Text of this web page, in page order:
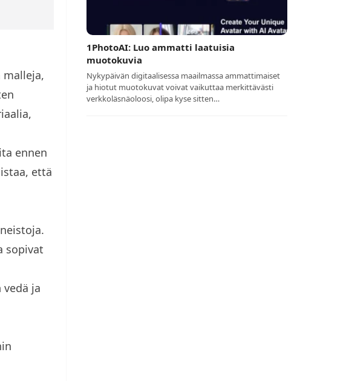
ennen
että
sopivat
ja
1PhotoAI: Luo ammatti laatuisia
muotokuvia
Nykypäivän digitaalisessa maailmassa ammattimaiset
ja hiotut muotokuvat voivat vaikuttaa merkittävästi
verkkoläsnäoloosi, olipa kyse sitten…